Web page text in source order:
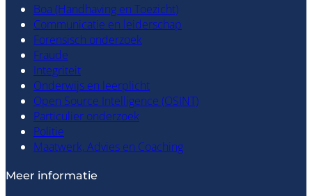
Boa (Handhaving en Toezicht)
Communicatie en leiderschap
Forensisch onderzoek
Fraude
Integriteit
Onderwijs en leerplicht
Open Source Intelligence (OSINT)
Particulier onderzoek
Politie
Maatwerk, Advies en Coaching
Meer informatie